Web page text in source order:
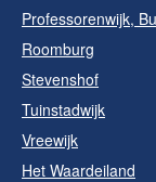
Professorenwijk,
Roomburg
Stevenshof
Tuinstadwijk
Vreewijk
Het Waardeiland